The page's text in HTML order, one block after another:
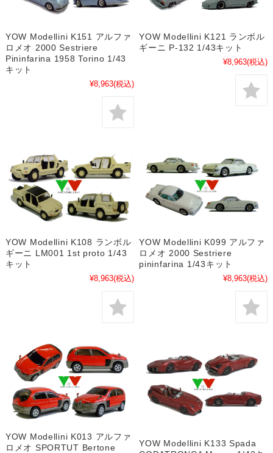
YOW Modellini K151 アルファ
ロメオ 2000 Sestriere
Pininfarina 1958 Torino 1/43
キット
¥8,963(税込)
YOW Modellini K121 ランボル
ギーニ P-132 1/43キット
¥8,963(税込)
YOW Modellini K108 ランボル
ギーニ LM001 1st proto 1/43
キット
¥8,963(税込)
YOW Modellini K099 アルファ
ロメオ 2000 Sestriere
pininfarina 1/43キット
¥8,963(税込)
YOW Modellini K013 アルファ
ロメオ SPORTUT Bertone
YOW Modellini K133 Spada